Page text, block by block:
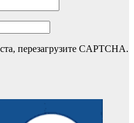
перезагрузите CAPTCHA.